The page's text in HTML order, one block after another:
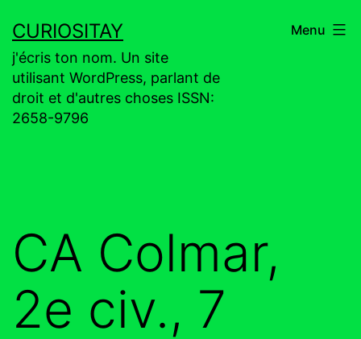
au
contenu
CURIOSITAY
j'écris ton nom. Un site
utilisant WordPress, parlant de
droit et d'autres choses ISSN:
2658-9796
Menu
CA Colmar,
2e civ., 7